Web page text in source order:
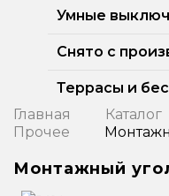
Умные
Снято с
Террасы и
Главная
Каталог
Прочее
Монтажный